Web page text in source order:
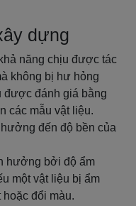
dựng
năng chịu được tác
không bị hư hỏng
được đánh giá bằng
các mẫu vật liệu.
đến độ bền của
hưởng bởi độ ẩm
một vật liệu bị ẩm
đổi màu.